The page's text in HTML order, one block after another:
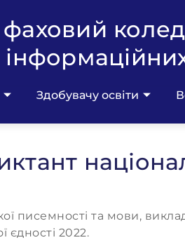
Здобувачу освіти
писемності та мови,
єдності 2022.